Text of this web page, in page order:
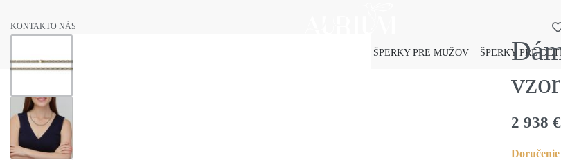
KONTAKTO NÁS
ŠPERKY PRE MUŽOV ŠPERKY PRE
2 938 €